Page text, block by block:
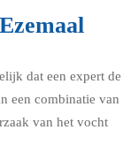
dat een expert de
een combinatie van
van het vocht